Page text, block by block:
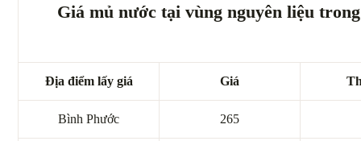
Giá mủ nước tại vùng nguyên liệu
Địa điểm lấy giá Giá
Bình Phước 265